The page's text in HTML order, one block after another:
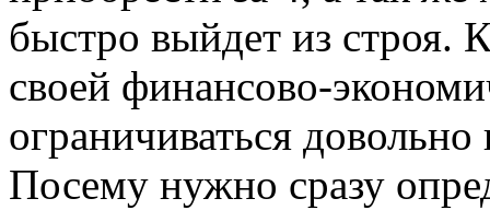
быстро выйдет из строя.
своей финансово-
ограничиваться
Посему нужно сразу